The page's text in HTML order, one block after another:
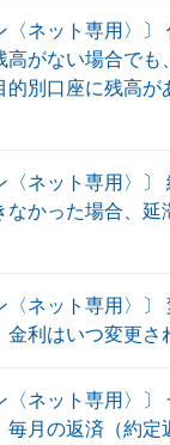
〈ネット専用〉〕
高がない場合でも
的別口座に残高が
〈ネット専用〉〕
なかった場合、延
〈ネット専用〉〕
金利はいつ変更さ
〈ネット専用〉〕
毎月の返済（約定